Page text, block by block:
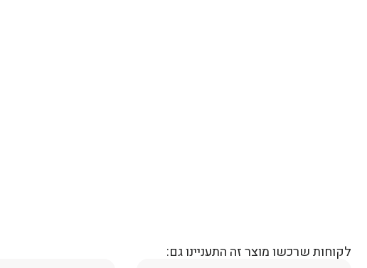
לקוחות שרכשו מוצר זה התעניינו גם: